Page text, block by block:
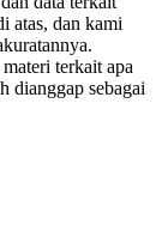
atas, dan kami
terkait apa
dianggap sebagai